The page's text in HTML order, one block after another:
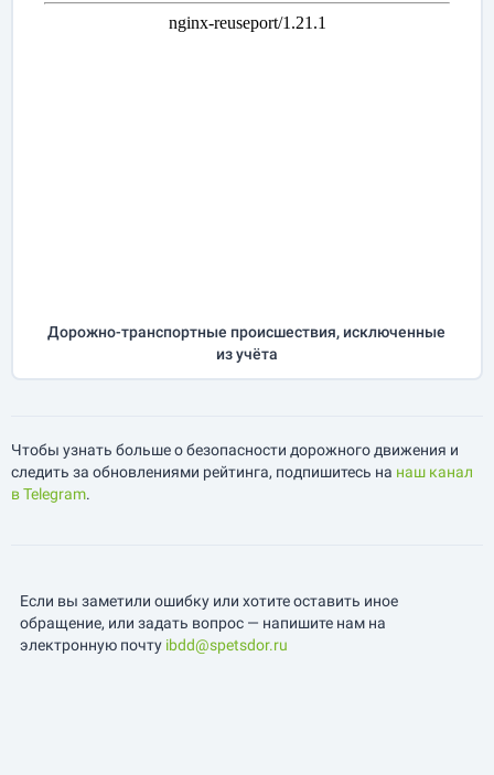
Дорожно-транспортные происшествия, исключенные
из учёта
Чтобы узнать больше о безопасности дорожного движения и
следить за обновлениями рейтинга, подпишитесь на наш канал
в Telegram.
Если вы заметили ошибку или хотите оставить иное
обращение, или задать вопрос — напишите нам на
электронную почту ibdd@spetsdor.ru